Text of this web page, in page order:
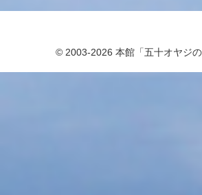
© 2003-2026 本館「五十オヤジの